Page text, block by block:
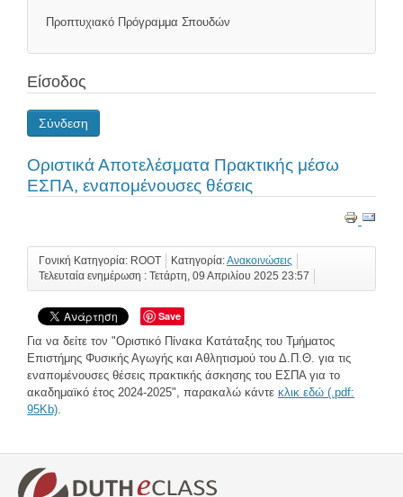
Προπτυχιακό Πρόγραμμα Σπουδών
Είσοδος
Σύνδεση
Οριστικά Αποτελέσματα Πρακτικής μέσω
ΕΣΠΑ, εναπομένουσες θέσεις
Γονική Κατηγορία: ROOT Κατηγορία:Ανακοινώσεις
Τελευταία ενημέρωση : Τετάρτη, 09 Απριλίου 2025 23:57
Save
Για να δείτε τον "Οριστικό Πίνακα Κατάταξης του Τμήματος
Επιστήμης Φυσικής Αγωγής και Αθλητισμού του Δ.Π.Θ. για τις
εναπομένουσες θέσεις πρακτικής άσκησης του ΕΣΠΑ για το
ακαδημαϊκό έτος 2024-2025", παρακαλώ κάντε κλικ εδώ (.pdf:
95Kb)